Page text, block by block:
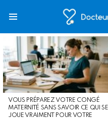
STORIES
VOUS PRÉPAREZ VOTRE CONGÉ
MATERNITÉ SANS SAVOIR CE QUI SE
JOUE VRAIMENT POUR VOTRE